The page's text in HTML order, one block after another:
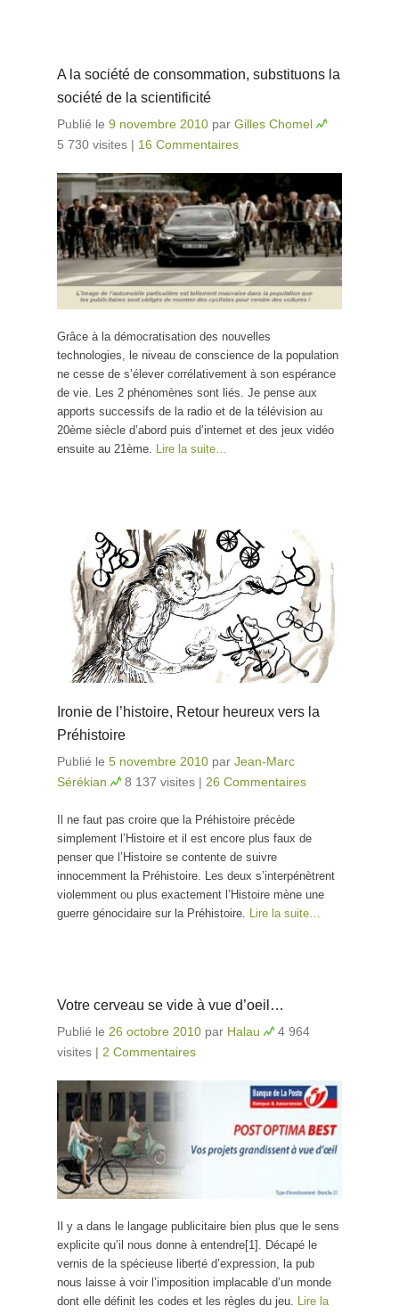
A la société de consommation, substituons la
société de la scientificité
Publié le 9 novembre 2010 par Gilles Chomel
5 730 visites | 16 Commentaires
Grâce à la démocratisation des nouvelles
technologies, le niveau de conscience de la population
ne cesse de s’élever corrélativement à son espérance
de vie. Les 2 phénomènes sont liés. Je pense aux
apports successifs de la radio et de la télévision au
20ème siècle d’abord puis d’internet et des jeux vidéo
ensuite au 21ème. Lire la suite…
Ironie de l’histoire, Retour heureux vers la
Préhistoire
Publié le 5 novembre 2010 par Jean-Marc
Sérékian
8 137 visites | 26 Commentaires
Il ne faut pas croire que la Préhistoire précède
simplement l’Histoire et il est encore plus faux de
penser que l’Histoire se contente de suivre
innocemment la Préhistoire. Les deux s’interpénètrent
violemment ou plus exactement l’Histoire mène une
guerre génocidaire sur la Préhistoire.
Lire la suite…
Votre cerveau se vide à vue d’oeil…
Publié le 26 octobre 2010 par Halau
4 964
visites | 2 Commentaires
Il y a dans le langage publicitaire bien plus que le sens
explicite qu’il nous donne à entendre[1]. Décapé le
vernis de la spécieuse liberté d’expression, la pub
nous laisse à voir l’imposition implacable d’un monde
dont elle définit les codes et les règles du jeu. Lire la